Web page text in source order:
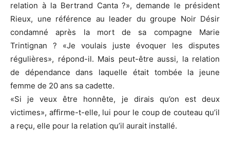
relation à la Bertrand Canta ?», demande le président
Rieux, une référence au leader du groupe Noir Désir
condamné après la mort de sa compagne Marie
Trintignan ? «Je voulais juste évoquer les disputes
régulières», répond-il. Mais peut-être aussi, la relation
de dépendance dans laquelle était tombée la jeune
femme de 20 ans sa cadette.
«Si je veux être honnête, je dirais qu’on est deux
victimes», affirme-t-elle, lui pour le coup de couteau qu’il
a reçu, elle pour la relation qu’il aurait installé.